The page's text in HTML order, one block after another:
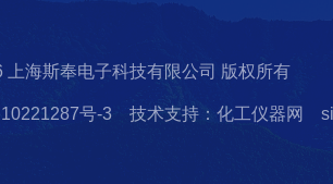
上海斯奉电子科技有限公司 版权所有
号-3 技术支持：化工仪器网